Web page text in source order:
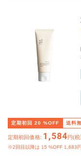
定期初回 20 %OFF 送料
定期初回価格: 1,584円(税
※2回目以降は 15 %OFF 1,683